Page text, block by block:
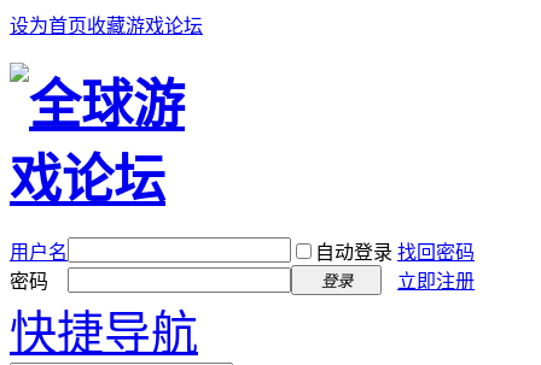
设为首页收藏游戏论坛
用户名 自动登录 找回密码
密码
登录 立即注册
快捷导航